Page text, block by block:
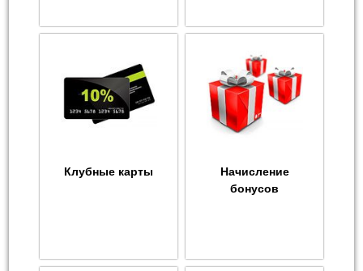
Клубные карты
Начисление
бонусов